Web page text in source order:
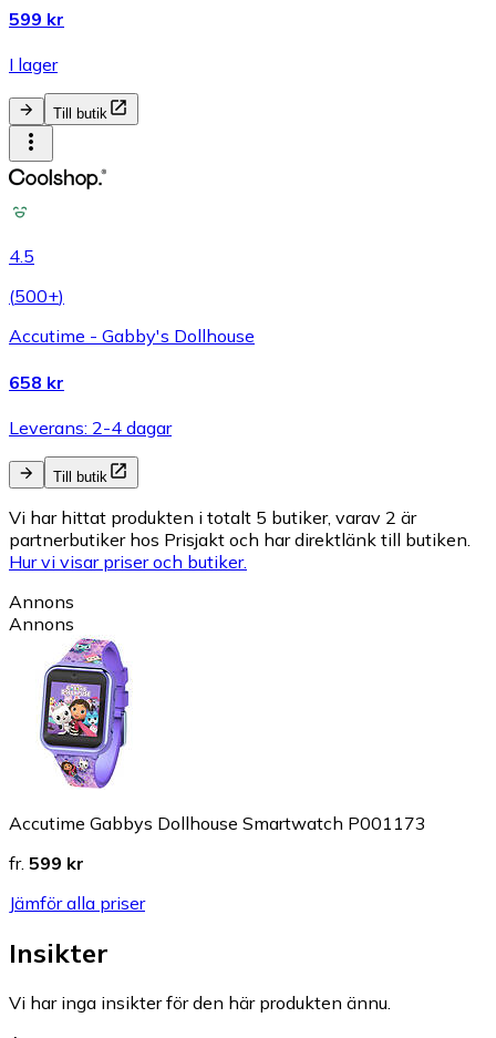
599 kr
I lager
Till butik
4.5
(500+)
Accutime - Gabby's Dollhouse
658 kr
Leverans: 2-4 dagar
Till butik
Vi har hittat produkten i totalt 5 butiker, varav 2 är
partnerbutiker hos Prisjakt och har direktlänk till butiken.
Hur vi visar priser och butiker.
Annons
Annons
Accutime Gabbys Dollhouse Smartwatch P001173
fr. 599 kr
Jämför alla priser
Insikter
Vi har inga insikter för den här produkten ännu.